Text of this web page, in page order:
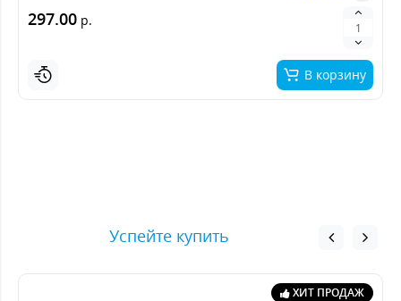
297.00 р.
В корзину
Успейте купить
ХИТ ПРОДАЖ